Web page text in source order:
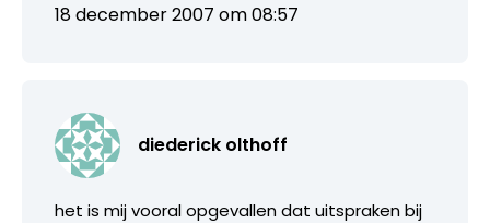
18 december 2007 om 08:57
diederick olthoff
het is mij vooral opgevallen dat uitspraken bij